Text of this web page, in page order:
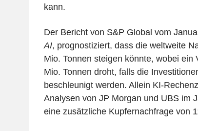
kann.
Der Bericht von S&P Global vom
AI, prognostiziert, dass die weltweite
Mio. Tonnen steigen könnte, wobei ein
Mio. Tonnen droht, falls die
beschleunigt werden. Allein KI-
Analysen von JP Morgan und UBS im
eine zusätzliche Kupfernachfrage von